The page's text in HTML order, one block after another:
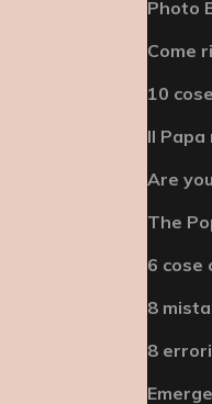
Photo
Come
10
Il Papa
Are
The
6 cose
8
8